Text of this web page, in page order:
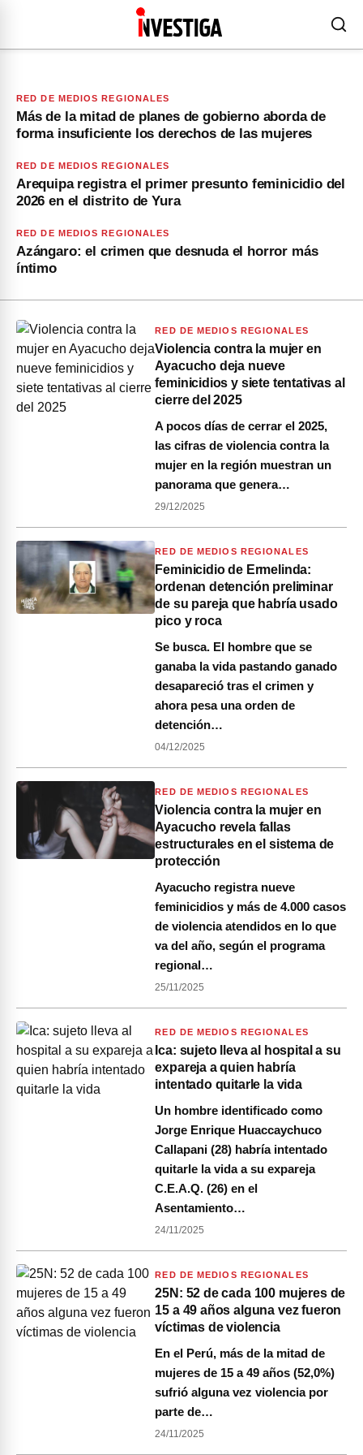
RED DE MEDIOS REGIONALES
Más de la mitad de planes de gobierno aborda de
forma insuficiente los derechos de las mujeres
RED DE MEDIOS REGIONALES
Arequipa registra el primer presunto feminicidio del
2026 en el distrito de Yura
RED DE MEDIOS REGIONALES
Azángaro: el crimen que desnuda el horror más
íntimo
RED DE MEDIOS REGIONALES
Violencia contra la mujer en
Ayacucho deja nueve
feminicidios y siete tentativas al
cierre del 2025
A pocos días de cerrar el 2025,
las cifras de violencia contra la
mujer en la región muestran un
panorama que genera…
29/12/2025
RED DE MEDIOS REGIONALES
Feminicidio de Ermelinda:
ordenan detención preliminar
de su pareja que habría usado
pico y roca
Se busca. El hombre que se
ganaba la vida pastando ganado
desapareció tras el crimen y
ahora pesa una orden de
detención…
04/12/2025
RED DE MEDIOS REGIONALES
Violencia contra la mujer en
Ayacucho revela fallas
estructurales en el sistema de
protección
Ayacucho registra nueve
feminicidios y más de 4.000 casos
de violencia atendidos en lo que
va del año, según el programa
regional…
25/11/2025
RED DE MEDIOS REGIONALES
Ica: sujeto lleva al hospital a su
expareja a quien habría
intentado quitarle la vida
Un hombre identificado como
Jorge Enrique Huaccaychuco
Callapani (28) habría intentado
quitarle la vida a su expareja
C.E.A.Q. (26) en el
Asentamiento…
24/11/2025
RED DE MEDIOS REGIONALES
25N: 52 de cada 100 mujeres de
15 a 49 años alguna vez fueron
víctimas de violencia
En el Perú, más de la mitad de
mujeres de 15 a 49 años (52,0%)
sufrió alguna vez violencia por
parte de…
24/11/2025